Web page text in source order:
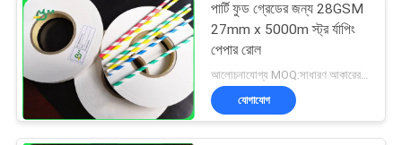
পার্টি ফুড গ্রেডের জন্য 28GSM
27mm x 5000m স্ট্র র্যাপিং
পেপার রোল
যোগাযোগ